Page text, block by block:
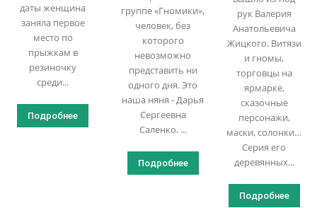
даты женщина
заняла первое
место по
прыжкам в
резиночку
среди...
Подробнее
группе «Гномики»,
человек, без
которого
невозможно
представить ни
одного дня. Это
наша няня - Дарья
Сергеевна
Саленко. ...
Подробнее
рук Валерия
Анатольевича
Жицкого. Витязи
и гномы,
торговцы на
ярмарке,
сказочные
персонажи,
маски, солонки…
Серия его
деревянных...
Подробнее